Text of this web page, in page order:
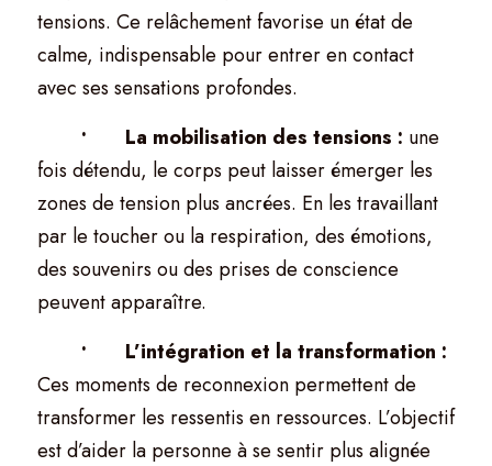
tensions. Ce relâchement favorise un état de
calme, indispensable pour entrer en contact
avec ses sensations profondes.
	•	La mobilisation des tensions :
une
fois détendu, le corps peut laisser émerger les
zones de tension plus ancrées. En les travaillant
par le toucher ou la respiration, des émotions,
des souvenirs ou des prises de conscience
peuvent apparaître.
Ces moments de reconnexion permettent de
transformer les ressentis en ressources. L’objectif
est d’aider la personne à se sentir plus alignée